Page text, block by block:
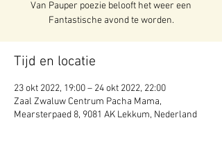
Van Pauper poezie belooft het weer een
Fantastische avond te worden.
Tijd en locatie
23 okt 2022, 19:00 – 24 okt 2022, 22:00
Zaal Zwaluw Centrum Pacha Mama,
Mearsterpaed 8, 9081 AK Lekkum, Nederland